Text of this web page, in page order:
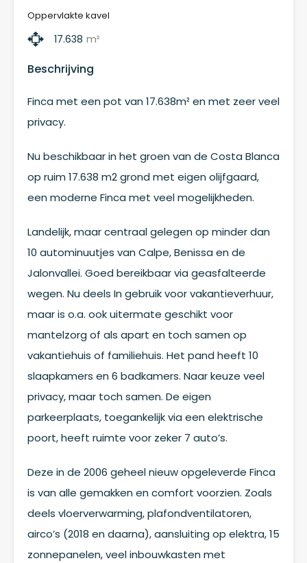
Oppervlakte kavel
17.638 m²
Beschrijving
Finca met een pot van 17.638m² en met zeer veel
privacy.
Nu beschikbaar in het groen van de Costa Blanca
op ruim 17.638 m2 grond met eigen olijfgaard,
een moderne Finca met veel mogelijkheden.
Landelijk, maar centraal gelegen op minder dan
10 autominuutjes van Calpe, Benissa en de
Jalonvallei. Goed bereikbaar via geasfalteerde
wegen. Nu deels In gebruik voor vakantieverhuur,
maar is o.a. ook uitermate geschikt voor
mantelzorg of als apart en toch samen op
vakantiehuis of familiehuis. Het pand heeft 10
slaapkamers en 6 badkamers. Naar keuze veel
privacy, maar toch samen. De eigen
parkeerplaats, toegankelijk via een elektrische
poort, heeft ruimte voor zeker 7 auto’s.
Deze in de 2006 geheel nieuw opgeleverde Finca
is van alle gemakken en comfort voorzien. Zoals
deels vloerverwarming, plafondventilatoren,
airco’s (2018 en daarna), aansluiting op elektra, 15
zonnepanelen, veel inbouwkasten met